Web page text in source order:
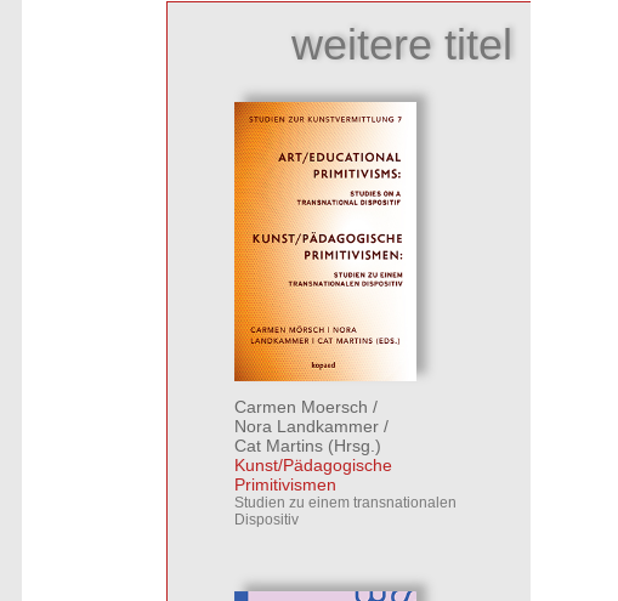
weitere titel
Carmen Moersch /
Nora Landkammer /
Cat Martins (Hrsg.)
Kunst/Pädagogische
Primitivismen
Studien zu einem transnationalen
Dispositiv